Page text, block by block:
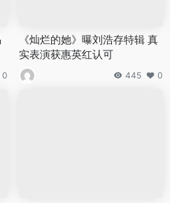
0
《灿烂的她》曝刘浩存特辑 真
实表演获惠英红认可
445 0